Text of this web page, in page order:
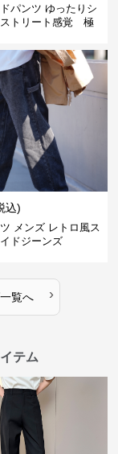
パンツ ゆったりシ
トリート感覚 極
込)
メンズ レトロ風ス
ドジーンズ
一覧へ ›
テム